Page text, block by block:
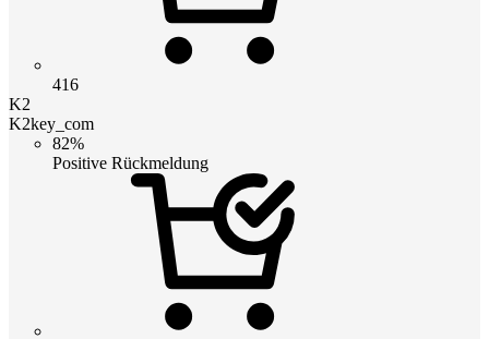
416
K2
K2key_com
82%
Positive Rückmeldung